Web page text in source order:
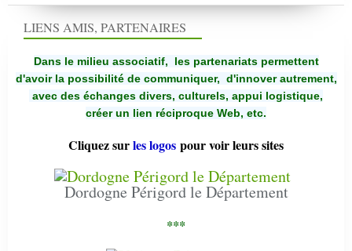
LIENS AMIS, PARTENAIRES
Dans le milieu associatif, les partenariats permettent
d'avoir la possibilité de communiquer, d'innover autrement,
avec des échanges divers, culturels, appui logistique,
créer un lien réciproque Web, etc.
Cliquez surles logos pour voir leurs sites
Dordogne Périgord le Département
***